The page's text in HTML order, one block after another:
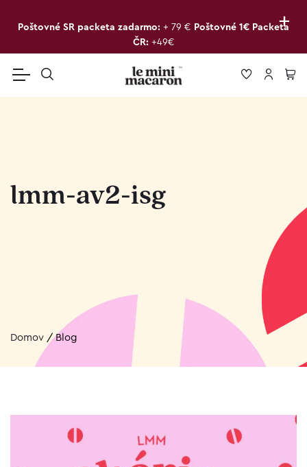
+
Poštovné SR packeta zadarmo: + 79 € Poštovné 1€ Packeta
ČR: +49€
lmm-av2-isg
Domov /Blog